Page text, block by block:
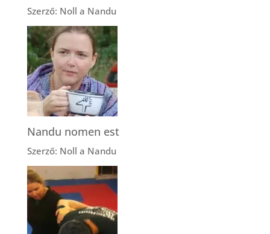
Szerző: Noll a Nandu
Nandu nomen est
Szerző: Noll a Nandu